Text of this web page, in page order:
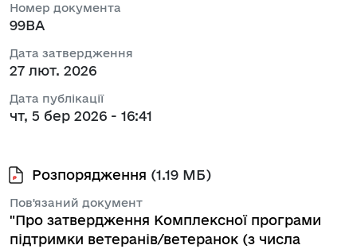
Номер документа
99ВА
Дата затвердження
27 лют. 2026
Дата публікації
чт, 5 бер 2026 - 16:41
Розпорядження (1.19 МБ)
Пов'язаний документ
"Про затвердження Комплексної програми
підтримки ветеранів/ветеранок (з числа